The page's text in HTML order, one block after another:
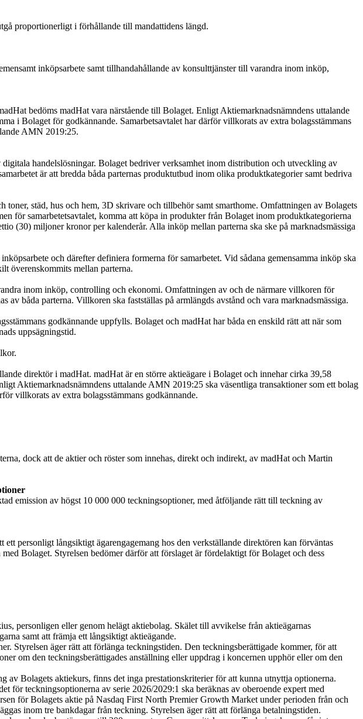
proportionerligt i förhållande till mandattidens längd.
inköpsarbete samt tillhandahållande av konsulttjänster till varandra inom inköp,
bedöms madHat vara närstående till Bolaget. Enligt Aktiemarknadsnämndens uttalande
i Bolaget för godkännande. Samarbetsavtalet har därför villkorats av extra bolagsstämmans
AMN 2019:25.
handelslösningar. Bolaget bedriver verksamhet inom distribution och utveckling av
är att bredda båda parternas produktutbud inom olika produktkategorier samt bedriva
städ, hus och hem, 3D skrivare och tillbehör samt smarthome. Omfattningen av Bolagets
för samarbetetsavtalet, komma att köpa in produkter från Bolaget inom produktkategorierna
(30) miljoner kronor per kalenderår. Alla inköp mellan parterna ska ske på marknadsmässiga
och därefter definiera formerna för samarbetet. Vid sådana gemensamma inköp ska
överenskommits mellan parterna.
inom inköp, controlling och ekonomi. Omfattningen av och de närmare villkoren för
båda parterna. Villkoren ska fastställas på armlängds avstånd och vara marknadsmässiga.
godkännande uppfylls. Bolaget och madHat har båda en enskild rätt att när som
uppsägningstid.
direktör i madHat. madHat är en större aktieägare i Bolaget och innehar cirka 39,58
Aktiemarknadsnämndens uttalande AMN 2019:25 ska väsentliga transaktioner som ett bolag
villkorats av extra bolagsstämmans godkännande.
dock att de aktier och röster som innehas, direkt och indirekt, av madHat och Martin
emission av högst 10 000 000 teckningsoptioner, med åtföljande rätt till teckning av
personligt långsiktigt ägarengagemang hos den verkställande direktören kan förväntas
Bolaget. Styrelsen bedömer därför att förslaget är fördelaktigt för Bolaget och dess
personligen eller genom helägt aktiebolag. Skälet till avvikelse från aktieägarnas
samt att främja ett långsiktigt aktieägande.
Styrelsen äger rätt att förlänga teckningstiden. Den teckningsberättigade kommer, för att
om den teckningsberättigades anställning eller uppdrag i koncernen upphör eller om den
Bolagets aktiekurs, finns det inga prestationskriterier för att kunna utnyttja optionerna.
för teckningsoptionerna av serie 2026/2029:1 ska beräknas av oberoende expert med
för Bolagets aktie på Nasdaq First North Premier Growth Market under perioden från och
inom tre bankdagar från teckning. Styrelsen äger rätt att förlänga betalningstiden.